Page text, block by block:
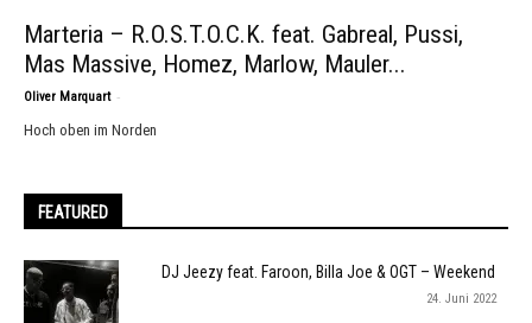
Marteria – R.O.S.T.O.C.K. feat. Gabreal, Pussi,
Mas Massive, Homez, Marlow, Mauler...
Oliver Marquart -
Hoch oben im Norden
FEATURED
DJ Jeezy feat. Faroon, Billa Joe & OGT – Weekend
24. Juni 2022